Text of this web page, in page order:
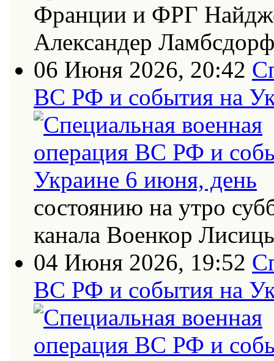
Франции и ФРГ
Александер
06 Июня 2026, 20:42
ВС РФ и события на
состоянию на утро
канала Военкор
04 Июня 2026, 19:52
ВС РФ и события на